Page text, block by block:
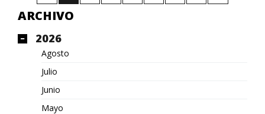
ARCHIVO
2026
Agosto
Julio
Junio
Mayo